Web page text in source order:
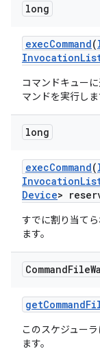
long
execCommand(
Invocation
コマンドキュー
マンドを実行しま
long
execCommand(
Invocation
Device>
すでに割り当て
ます。
CommandFile
getCommand
このスケジュー
ます。